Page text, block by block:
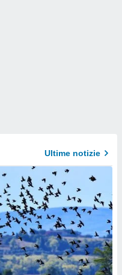
Ultime notizie